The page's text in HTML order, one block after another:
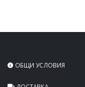
ОБЩИ УСЛОВИЯ